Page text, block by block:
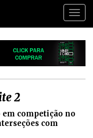
2
competição no
com